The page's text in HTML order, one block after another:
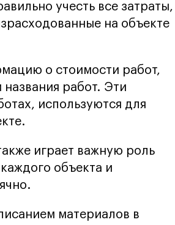
учесть все затраты,
на объекте
о стоимости работ,
работ. Эти
используются для
играет важную роль
объекта и
материалов в